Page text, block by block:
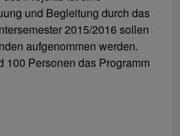
und Begleitung durch das
2015/2016 sollen
aufgenommen werden.
100 Personen das Programm